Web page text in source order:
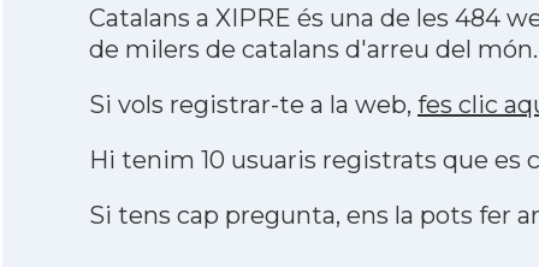
Catalans a XIPRE és una de les 484
de milers de catalans d'arreu del món.
Si vols registrar-te a la web, fes clic
Hi tenim 10 usuaris registrats que
Si tens cap pregunta, ens la pots fer